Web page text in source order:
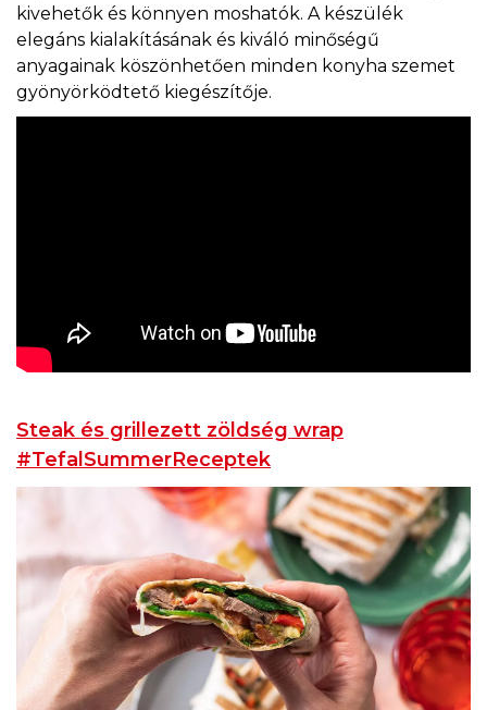
kivehetők és könnyen moshatók. A készülék
elegáns kialakításának és kiváló minőségű
anyagainak köszönhetően minden konyha szemet
gyönyörködtető kiegészítője.
Steak és grillezett zöldség wrap
#TefalSummerReceptek